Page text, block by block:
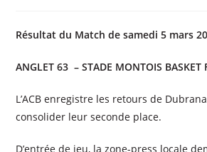
Résultat du Match de samedi 5 mars
ANGLET 63 – STADE MONTOIS BASKET
L’ACB enregistre les retours de
consolider leur seconde place.
D’entrée de jeu, la zone-press locale